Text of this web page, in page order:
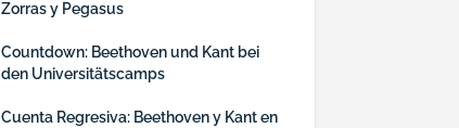
Zorras y Pegasus
Countdown: Beethoven und Kant bei
den Universitätscamps
Cuenta Regresiva: Beethoven y Kant en